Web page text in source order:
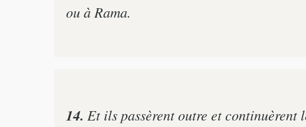
ou à Rama.
14. Et ils passèrent outre et continuèrent